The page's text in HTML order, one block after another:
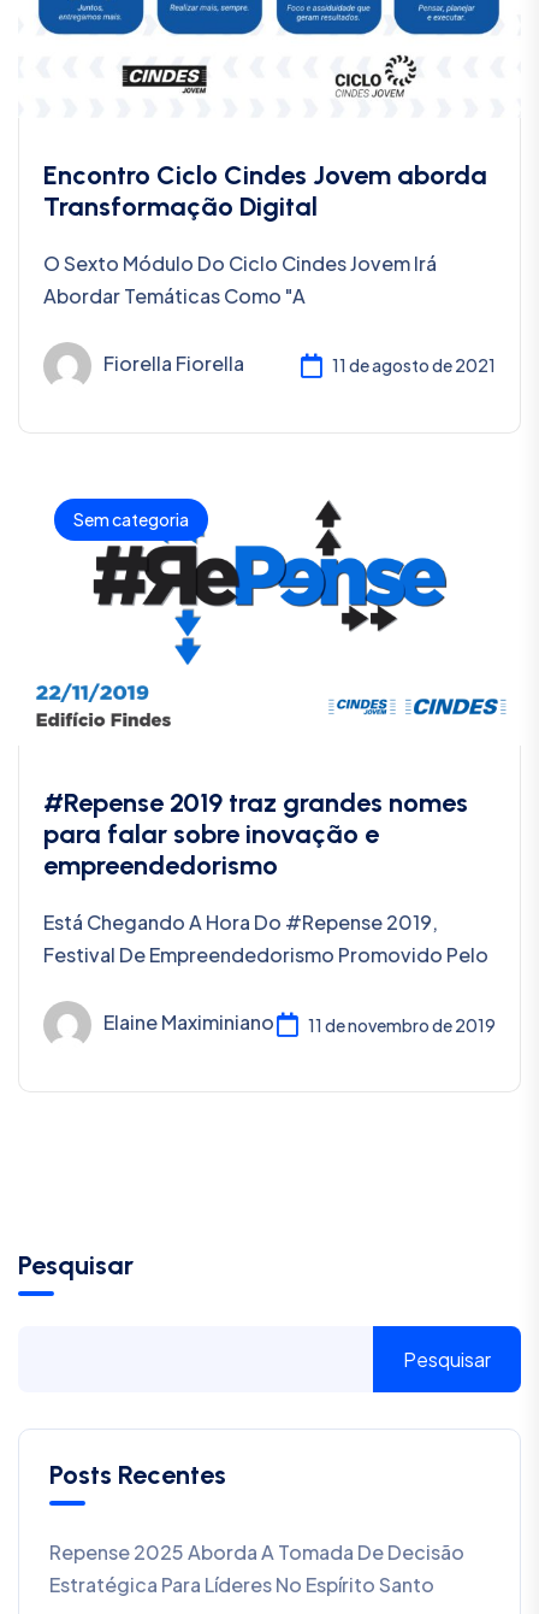
Encontro Ciclo Cindes Jovem aborda
Transformação Digital
O Sexto Módulo Do Ciclo Cindes Jovem Irá
Abordar Temáticas Como "A
Fiorella Fiorella 11 de agosto de 2021
Sem categoria
#Repense 2019 traz grandes nomes
para falar sobre inovação e
empreendedorismo
Está Chegando A Hora Do #Repense 2019,
Festival De Empreendedorismo Promovido Pelo
Elaine Maximiniano 11 de novembro de 2019
Pesquisar
Pesquisar
Posts Recentes
Repense 2025 Aborda A Tomada De Decisão
Estratégica Para Líderes No Espírito Santo